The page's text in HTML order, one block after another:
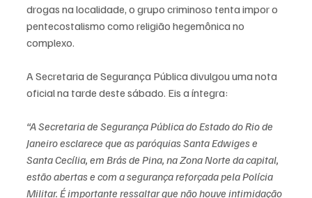
drogas na localidade, o grupo criminoso tenta impor o
pentecostalismo como religião hegemônica no
complexo.
A Secretaria de Segurança Pública divulgou uma nota
oficial na tarde deste sábado. Eis a íntegra:
“A Secretaria de Segurança Pública do Estado do Rio de
Janeiro esclarece que as paróquias Santa Edwiges e
Santa Cecília, em Brás de Pina, na Zona Norte da capital,
estão abertas e com a segurança reforçada pela Polícia
Militar. É importante ressaltar que não houve intimidação